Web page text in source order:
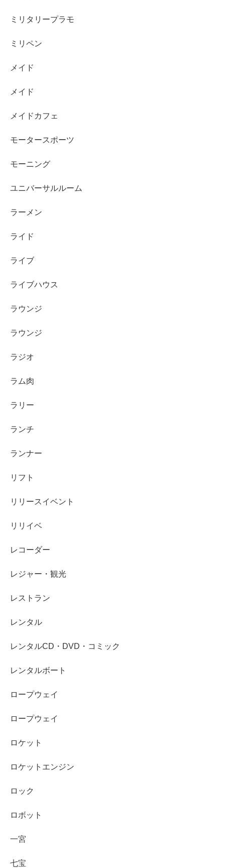
ミリタリープラモ
ミリペン
メイド
メイド
メイドカフェ
モータースポーツ
モーニング
ユニバーサルルーム
ラーメン
ライド
ライブ
ライブハウス
ラウンジ
ラウンジ
ラジオ
ラム肉
ラリー
ランチ
ランナー
リフト
リリースイベント
リリイベ
レコーダー
レジャー・観光
レストラン
レンタル
レンタルCD・DVD・コミック
レンタルボート
ロープウェイ
ロープウェイ
ロケット
ロケットエンジン
ロック
ロボット
一宮
七宝